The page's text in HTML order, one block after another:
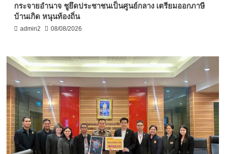
กระจายอำนาจ ชูยึดประชาชนเป็นศูนย์กลาง เตรียมออกภาษี
บ้านเกิด หนุนท้องถิ่น
admin2 08/08/2026